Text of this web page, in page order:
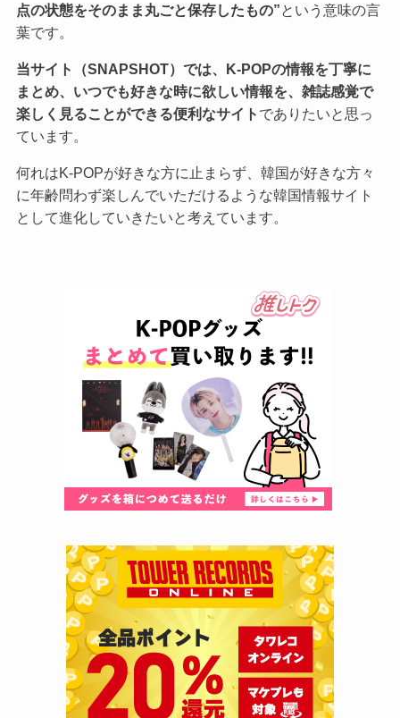
点の状態をそのまま丸ごと保存したもの”という意味の言
葉です。
当サイト（SNAPSHOT）では、K-POPの情報を丁寧に
まとめ、いつでも好きな時に欲しい情報を、雑誌感覚で
楽しく見ることができる便利なサイト でありたいと思っ
ています。
何れはK-POPが好きな方に止まらず、韓国が好きな方々
に年齢問わず楽しんでいただけるような韓国情報サイト
として進化していきたいと考えています。